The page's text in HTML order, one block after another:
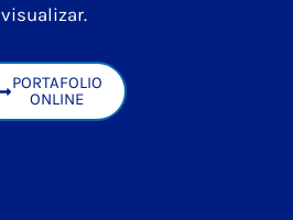
visualizar.
PORTAFOLIO
ONLINE